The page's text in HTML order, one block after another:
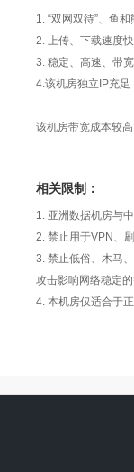
1. “双网双待”、鱼
2. 上传、下载速度
3. 稳定、高速、带
4.该机房独立IP充
该机房带宽成本较
相关限制：
1. 亚洲数据机房与
2. 禁止用于VPN、
3. 禁止低俗、木马
攻击影响网络稳定
4. 本机房仅适合于